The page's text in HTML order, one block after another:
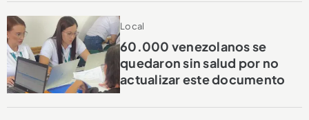
Local
60.000 venezolanos se
quedaron sin salud por no
actualizar este documento